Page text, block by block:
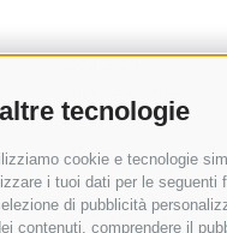
tecnologie
cookie e tecnologie
i tuoi dati per le
di pubblicità
contenuti, comprendere il
Escursioni
Mangiare e bere
MTB e bicicletta
Benessere e relax
Vacanza in famiglia